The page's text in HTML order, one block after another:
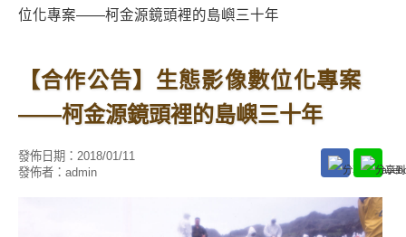
位化專案——柯金源鏡頭裡的島嶼三十年
【合作公告】生態影像數位化專案
——柯金源鏡頭裡的島嶼三十年
發佈日期： 2018/01/11
發佈者： admin